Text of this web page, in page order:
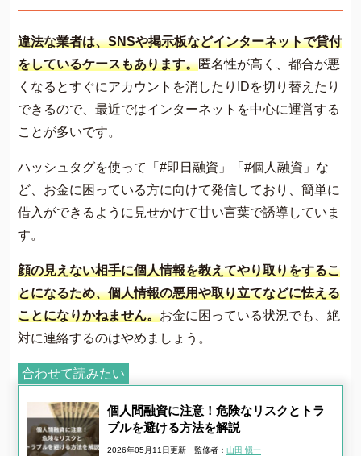
違法な業者は、SNSや掲示板などインターネットで貸付
をしているケースもあります。匿名性が高く、都合が悪
くなるとすぐにアカウントを消したりIDを切り替えたり
できるので、最近ではインターネットを中心に運営する
ことが多いです。
ハッシュタグを使って「#即日融資」「#個人融資」な
ど、お金に困っている方に向けて発信しており、簡単に
借入ができるように見せかけて甘い言葉で誘導していま
す。
顔の見えない相手に個人情報を教えてやり取りをするこ
とになるため、個人情報の悪用や取り立てなどに怯える
ことになりかねません。お金に困っている状況でも、絶
対に連絡するのはやめましょう。
合わせて読みたい
個人間融資に注意！危険なリスクとトラ
ブルを避ける方法を解説
2026年05月11日更新 監修者： 山田 愼一